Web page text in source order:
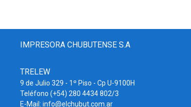
IMPRESORA CHUBUTENSE S.A
TRELEW
9 de Julio 329 - 1º Piso - Cp U-9100H
Teléfono (+54) 280 4434 802/3
E-Mail: info@elchubut.com.ar